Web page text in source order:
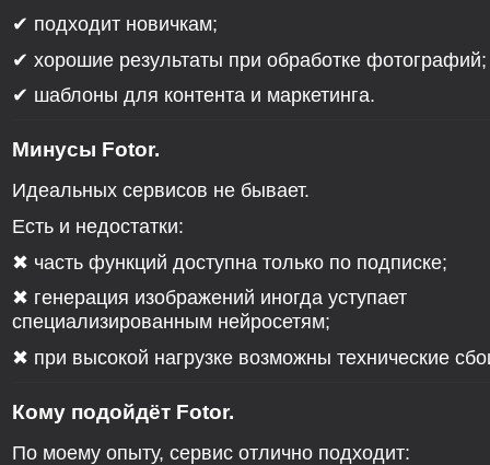
✔ подходит новичкам;
✔ хорошие результаты при обработке фотографий;
✔ шаблоны для контента и маркетинга.
Минусы Fotor.
Идеальных сервисов не бывает.
Есть и недостатки:
✖ часть функций доступна только по подписке;
✖ генерация изображений иногда уступает
специализированным нейросетям;
✖ при высокой нагрузке возможны технические
Кому подойдёт Fotor.
По моему опыту, сервис отлично подходит: